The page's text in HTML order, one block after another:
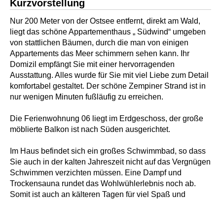
Kurzvorstellung
Nur 200 Meter von der Ostsee entfernt, direkt am Wald,
liegt das schöne Appartementhaus „ Südwind“ umgeben
von stattlichen Bäumen, durch die man von einigen
Appartements das Meer schimmern sehen kann. Ihr
Domizil empfängt Sie mit einer hervorragenden
Ausstattung. Alles wurde für Sie mit viel Liebe zum Detail
komfortabel gestaltet. Der schöne Zempiner Strand ist in
nur wenigen Minuten fußläufig zu erreichen.
Die Ferienwohnung 06 liegt im Erdgeschoss, der große
möblierte Balkon ist nach Süden ausgerichtet.
Im Haus befindet sich ein großes Schwimmbad, so dass
Sie auch in der kalten Jahreszeit nicht auf das Vergnügen
Schwimmen verzichten müssen. Eine Dampf und
Trockensauna rundet das Wohlwühlerlebnis noch ab.
Somit ist auch an kälteren Tagen für viel Spaß und